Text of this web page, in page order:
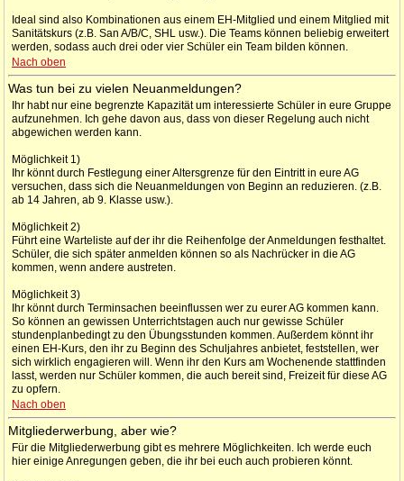
Ideal sind also Kombinationen aus einem EH-Mitglied und einem Mitglied mit
Sanitätskurs (z.B. San A/B/C, SHL usw.). Die Teams können beliebig erweitert
werden, sodass auch drei oder vier Schüler ein Team bilden können.
Nach oben
Was tun bei zu vielen Neuanmeldungen?
Ihr habt nur eine begrenzte Kapazität um interessierte Schüler in eure Gruppe
aufzunehmen. Ich gehe davon aus, dass von dieser Regelung auch nicht
abgewichen werden kann.
Möglichkeit 1)
Ihr könnt durch Festlegung einer Altersgrenze für den Eintritt in eure AG
versuchen, dass sich die Neuanmeldungen von Beginn an reduzieren. (z.B.
ab 14 Jahren, ab 9. Klasse usw.).
Möglichkeit 2)
Führt eine Warteliste auf der ihr die Reihenfolge der Anmeldungen festhaltet.
Schüler, die sich später anmelden können so als Nachrücker in die AG
kommen, wenn andere austreten.
Möglichkeit 3)
Ihr könnt durch Terminsachen beeinflussen wer zu eurer AG kommen kann.
So können an gewissen Unterrichtstagen auch nur gewisse Schüler
stundenplanbedingt zu den Übungsstunden kommen. Außerdem könnt ihr
einen EH-Kurs, den ihr zu Beginn des Schuljahres anbietet, feststellen, wer
sich wirklich engagieren will. Wenn ihr den Kurs am Wochenende stattfinden
lasst, werden nur Schüler kommen, die auch bereit sind, Freizeit für diese AG
zu opfern.
Nach oben
Mitgliederwerbung, aber wie?
Für die Mitgliederwerbung gibt es mehrere Möglichkeiten. Ich werde euch
hier einige Anregungen geben, die ihr bei euch auch probieren könnt.